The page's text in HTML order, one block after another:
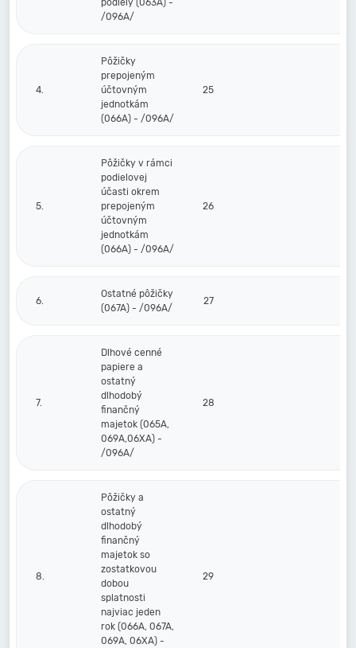
podiely (063A) -
/096A/
4.
Pôžičky
prepojeným
účtovným
jednotkám
(066A) - /096A/
25
5.
Pôžičky v rámci
podielovej
účasti okrem
prepojeným
účtovným
jednotkám
(066A) - /096A/
26
6.
Ostatné pôžičky
(067A) - /096A/
27
7.
Dlhové cenné
papiere a
ostatný
dlhodobý
finančný
majetok (065A,
069A,06XA) -
/096A/
28
8.
Pôžičky a
ostatný
dlhodobý
finančný
majetok so
zostatkovou
dobou
splatnosti
najviac jeden
rok (066A, 067A,
069A, 06XA) -
29